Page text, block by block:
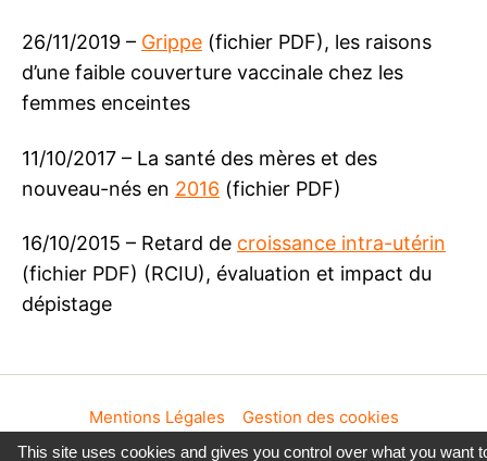
26/11/2019 – Grippe (fichier PDF), les raisons
d’une faible couverture vaccinale chez les
femmes enceintes
11/10/2017 – La santé des mères et des
nouveau-nés en 2016 (fichier PDF)
16/10/2015 – Retard de croissance intra-utérin
(fichier PDF) (RCIU), évaluation et impact du
dépistage
Mentions Légales Gestion des cookies
This site uses cookies and gives you control over what you want